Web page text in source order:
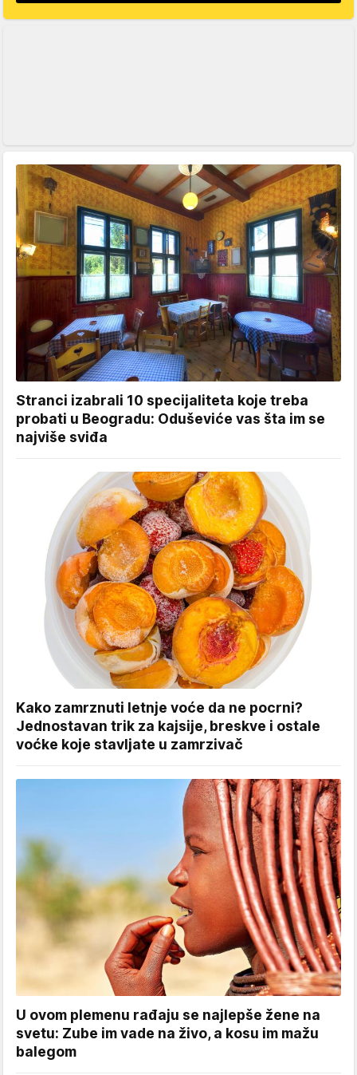
Stranci izabrali 10 specijaliteta koje treba
probati u Beogradu: Oduševiće vas šta im se
najviše sviđa
Kako zamrznuti letnje voće da ne pocrni?
Jednostavan trik za kajsije, breskve i ostale
voćke koje stavljate u zamrzivač
U ovom plemenu rađaju se najlepše žene na
svetu: Zube im vade na živo, a kosu im mažu
balegom